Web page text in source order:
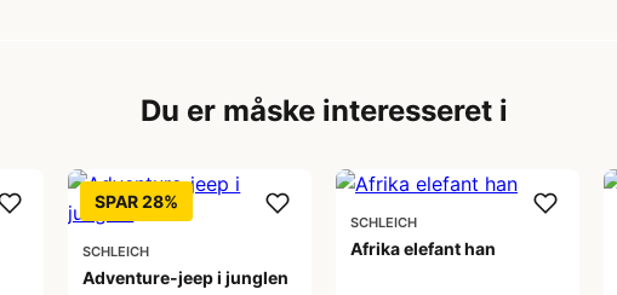
Du er måske interesseret i
SPAR 28%
SCHLEICH
Adventure-jeep i junglen
SCHLEICH
Afrika elefant han